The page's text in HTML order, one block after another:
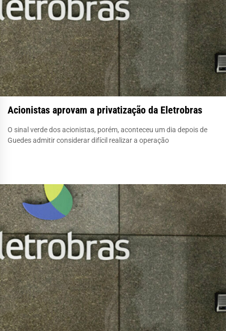
Acionistas aprovam a privatização da Eletrobras
O sinal verde dos acionistas, porém, aconteceu um dia depois de
Guedes admitir considerar difícil realizar a operação